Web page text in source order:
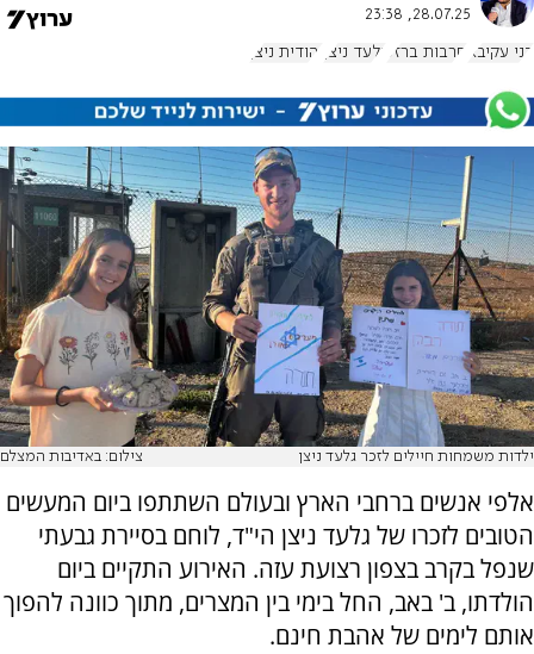
28.07.25, 23:38
בני עקיבא חרבות ברזל גלעד ניצן יהודית ניצן
ילדות משמחות חיילים לזכר גלעד ניצן צילום: באדיבות המצלם
אלפי אנשים ברחבי הארץ ובעולם השתתפו ביום המעשים
הטובים לזכרו של גלעד ניצן הי"ד, לוחם בסיירת גבעתי
שנפל בקרב בצפון רצועת עזה. האירוע התקיים ביום
הולדתו, ב' באב, החל בימי בין המצרים, מתוך כוונה להפוך
אותם לימים של אהבת חינם.